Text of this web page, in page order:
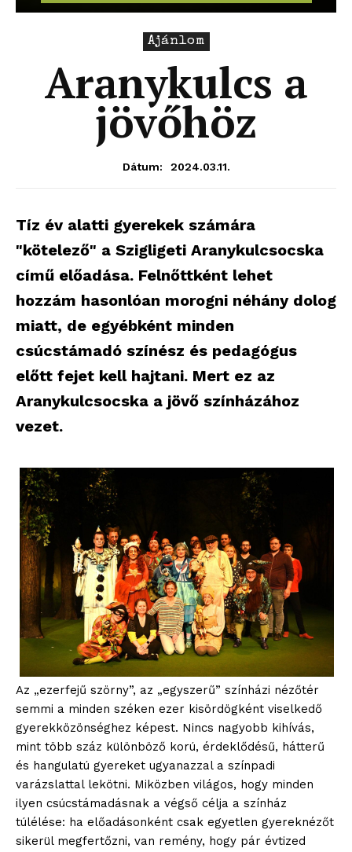
Ajánlom
Aranykulcs a
jövőhöz
Dátum: 2024.03.11.
Tíz év alatti gyerekek számára
"kötelező" a Szigligeti Aranykulcsocska
című előadása. Felnőttként lehet
hozzám hasonlóan morogni néhány dolog
miatt, de egyébként minden
csúcstámadó színész és pedagógus
előtt fejet kell hajtani. Mert ez az
Aranykulcsocska a jövő színházához
vezet.
Az „ezerfejű szörny”, az „egyszerű” színházi nézőtér
semmi a minden széken ezer kisördögként viselkedő
gyerekközönséghez képest. Nincs nagyobb kihívás,
mint több száz különböző korú, érdeklődésű, hátterű
és hangulatú gyereket ugyanazzal a színpadi
varázslattal lekötni. Miközben világos, hogy minden
ilyen csúcstámadásnak a végső célja a színház
túlélése: ha előadásonként csak egyetlen gyereknézőt
sikerül megfertőzni, van remény, hogy pár évtized